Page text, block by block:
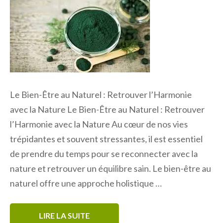
Le Bien-Être au Naturel : Retrouver l’Harmonie
avec la Nature Le Bien-Être au Naturel : Retrouver
l’Harmonie avec la Nature Au cœur de nos vies
trépidantes et souvent stressantes, il est essentiel
de prendre du temps pour se reconnecter avec la
nature et retrouver un équilibre sain. Le bien-être au
naturel offre une approche holistique …
LIRE LA SUITE